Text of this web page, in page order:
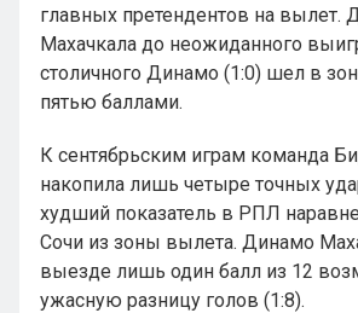
главных претендентов на вылет.
Махачкала до неожиданного
столичного Динамо (1:0) шел в
пятью баллами.
К сентябрьским играм команда
накопила лишь четыре точных
худший показатель в РПЛ
Сочи из зоны вылета. Динамо
выезде лишь один балл из 12
ужасную разницу голов (1:8).